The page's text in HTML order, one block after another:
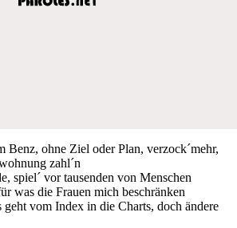
Benz, ohne Ziel oder Plan, verzock´mehr,
zahl´n
spiel´ vor tausenden von Menschen
was die Frauen mich beschränken
vom Index in die Charts, doch ändere